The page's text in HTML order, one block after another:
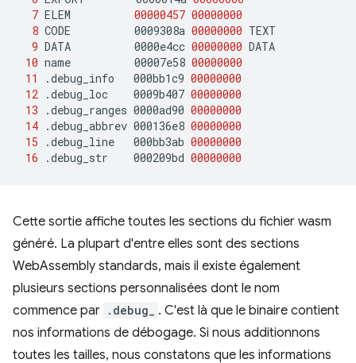
7 ELEM 00000457 00000000
8 CODE 0009308a 00000000
9 DATA 0000e4cc 00000000
10 name 00007e58 00000000
11
.debug_info 000bb1c9 00000000
12 .debug_loc 0009b407 00000000
13
.debug_ranges 0000ad90 00000000
14 .debug_abbrev 000136e8 00000000
15
.debug_line 000bb3ab 00000000
16
.debug_str 000209bd 00000000
Cette sortie affiche toutes les sections du fichier wasm
généré. La plupart d'entre elles sont des sections
WebAssembly standards, mais il existe également
plusieurs sections personnalisées dont le nom
commence par .debug_
. C'est là que le binaire contient
nos informations de débogage. Si nous additionnons
toutes les tailles, nous constatons que les informations